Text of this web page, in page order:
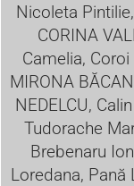
Nicoleta
CORINA
Camelia,
MIRONA
NEDELCU,
Tudorache
Brebenaru
Loredana, Pană